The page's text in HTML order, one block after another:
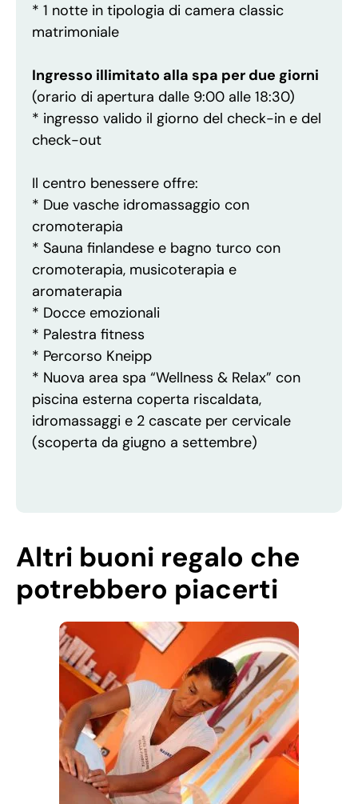
* 1 notte in tipologia di camera classic
matrimoniale
Ingresso illimitato alla spa per due giorni
(orario di apertura dalle 9:00 alle 18:30)
* ingresso valido il giorno del check-in e del
check-out
Il centro benessere offre:
* Due vasche idromassaggio con
cromoterapia
* Sauna finlandese e bagno turco con
cromoterapia, musicoterapia e
aromaterapia
* Docce emozionali
* Palestra fitness
* Percorso Kneipp
* Nuova area spa “Wellness & Relax” con
piscina esterna coperta riscaldata,
idromassaggi e 2 cascate per cervicale
(scoperta da giugno a settembre)
Altri buoni regalo che
potrebbero piacerti